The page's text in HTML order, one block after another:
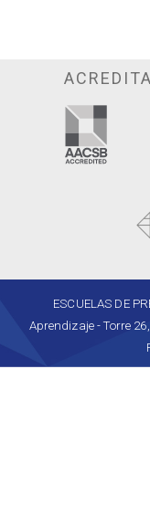
ESCUELAS DE
Aprendizaje - Torre